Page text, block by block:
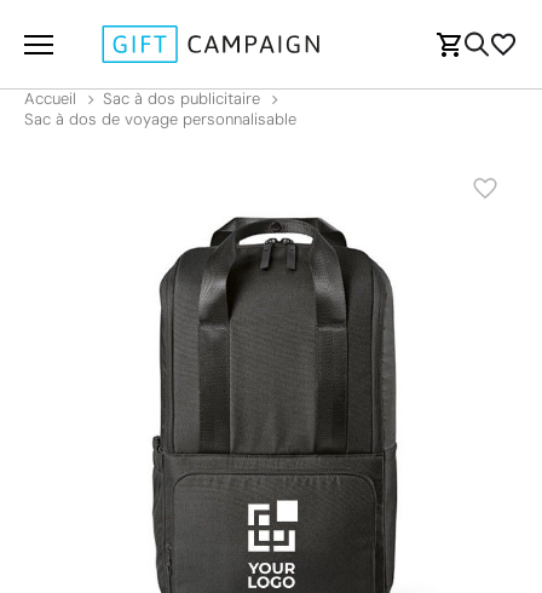
Accueil
Sac à dos publicitaire
Sac à dos de voyage personnalisable